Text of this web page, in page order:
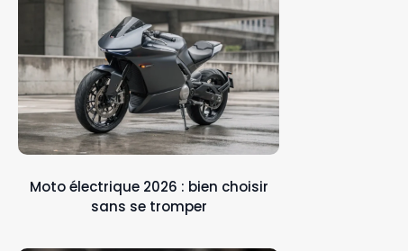
Moto électrique 2026 : bien choisir
sans se tromper